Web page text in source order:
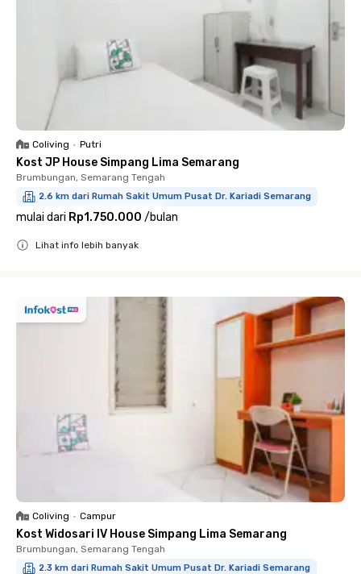
Coliving • Putri
Kost JP House Simpang Lima Semarang
Brumbungan, Semarang Tengah
2.6 km dari Rumah Sakit Umum Pusat Dr. Kariadi Semarang
mulai dari Rp1.750.000 /bulan
Lihat info lebih banyak
Coliving • Campur
Kost Widosari IV House Simpang Lima Semarang
Brumbungan, Semarang Tengah
2.3 km dari Rumah Sakit Umum Pusat Dr. Kariadi Semarang